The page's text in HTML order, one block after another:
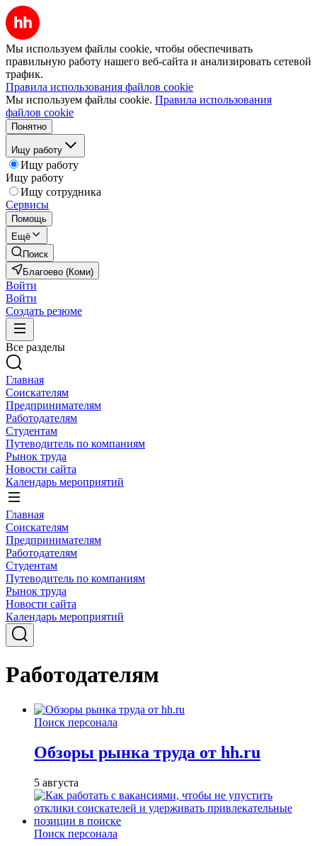
Мы используем файлы cookie, чтобы обеспечивать
правильную работу нашего веб-сайта и анализировать сетевой
трафик.
Правила использования файлов cookie
Мы используем файлы cookie. Правила использования
файлов cookie
Понятно
Ищу работу
Ищу работу
Ищу работу
Ищу сотрудника
Сервисы
Помощь
Ещё
Поиск
Благоево (Коми)
Войти
Войти
Создать резюме
Все разделы
Главная
Соискателям
Предпринимателям
Работодателям
Студентам
Путеводитель по компаниям
Рынок труда
Новости сайта
Календарь мероприятий
Главная
Соискателям
Предпринимателям
Работодателям
Студентам
Путеводитель по компаниям
Рынок труда
Новости сайта
Календарь мероприятий
Работодателям
Поиск персонала
Обзоры рынка труда от hh.ru
5 августа
Поиск персонала